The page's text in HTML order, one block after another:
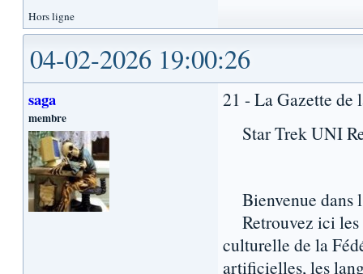
Hors ligne
04-02-2026 19:00:26
saga
membre
21 - La Gazette de
Star Trek UNI
Bienvenue dans
Retrouvez ici les
culturelle de la
artificielles, les